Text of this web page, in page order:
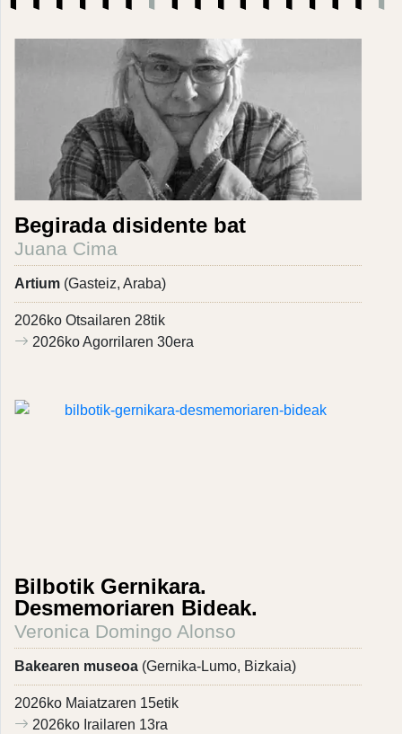
Begirada disidente bat
Juana Cima
Artium (Gasteiz, Araba)
2026ko Otsailaren 28tik
2026ko Agorrilaren 30era
Bilbotik Gernikara.
Desmemoriaren Bideak.
Veronica Domingo Alonso
Bakearen museoa (Gernika-Lumo, Bizkaia)
2026ko Maiatzaren 15etik
2026ko Irailaren 13ra